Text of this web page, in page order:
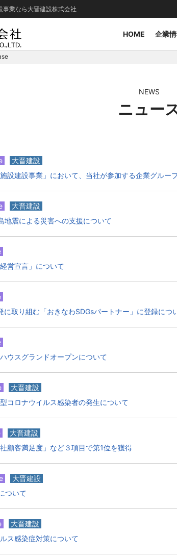
事業なら大晋建設株式会社
HOME 企業
NEWS
ニュー
大晋建設
施設建設事業」において、当社が参加する企業グルー
大晋建設
地震による災害への支援について
営宣言」について
に取り組む「おきなわSDGsパートナー」に登録につ
ウスグランドオープンについて
大晋建設
コロナウイルス感染者の発生について
大晋建設
社顧客満足度」など３項目で第1位を獲得
大晋建設
ついて
大晋建設
ス感染症対策について